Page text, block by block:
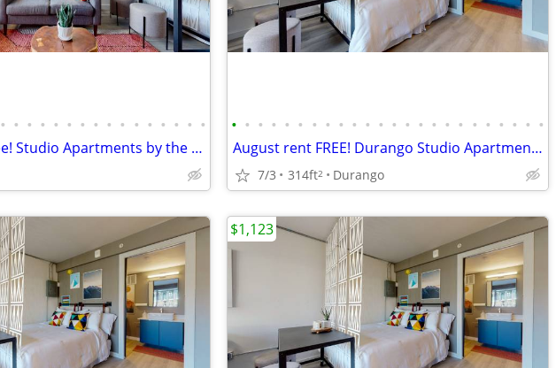
• • • • • • • • • • • • • • • •
August Rent Free! Studio Apartments by the river in Durango!!
• • • • • • • • • • • • • • • • • • • • • • • •
August rent FREE! Durango Studio Apartments only steps to Downtown!
7/3 314ft2 Durango
$1,123